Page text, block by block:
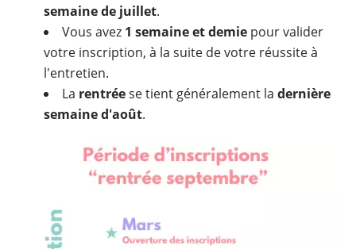
semaine de juillet.
Vous avez 1 semaine et demie pour valider
votre inscription, à la suite de votre réussite à
l'entretien.
La rentréese tient généralement la dernière
semaine d'août.